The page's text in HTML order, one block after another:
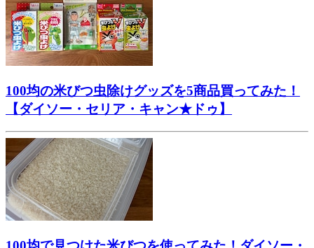
100均の米びつ虫除けグッズを5商品買ってみた！
【ダイソー・セリア・キャン★ドゥ】